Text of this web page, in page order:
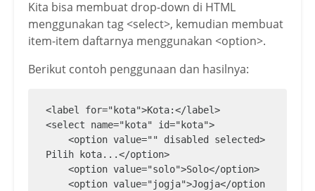
Kita bisa membuat drop-down di HTML
menggunakan tag <select>, kemudian membuat
item-item daftarnya menggunakan <option>.
Berikut contoh penggunaan dan hasilnya:
<label for="kota">Kota:</label>
<select name="kota" id="kota">
Pilih kota...</option>